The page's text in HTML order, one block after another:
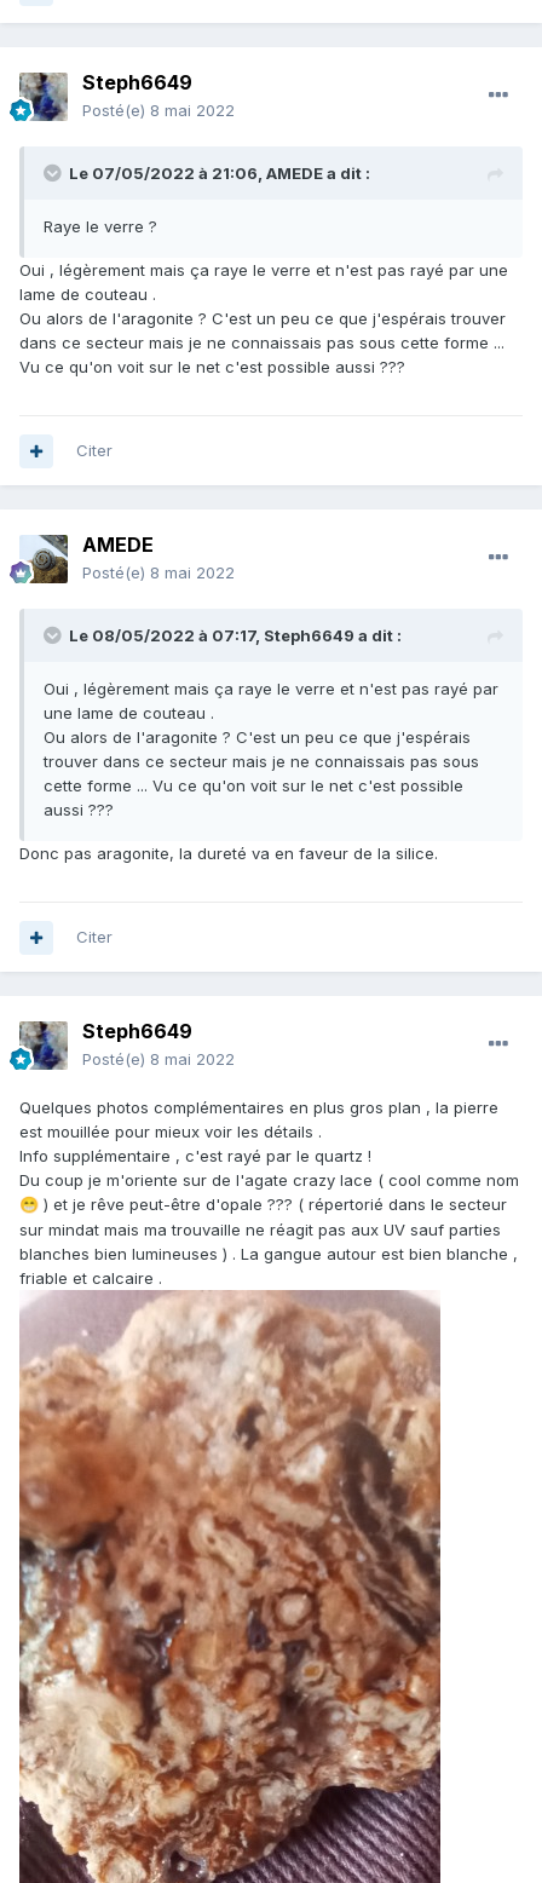
Steph6649
Posté(e) 8 mai 2022
Le 07/05/2022 à 21:06, AMEDEa dit :
Raye le verre ?
Oui , légèrement mais ça raye le verre et n'est pas rayé par une
lame de couteau .
Ou alors de l'aragonite ? C'est un peu ce que j'espérais trouver
dans ce secteur mais je ne connaissais pas sous cette forme ...
Vu ce qu'on voit sur le net c'est possible aussi ???
Citer
AMEDE
Posté(e) 8 mai 2022
Le 08/05/2022 à 07:17, Steph6649 a dit :
Oui , légèrement mais ça raye le verre et n'est pas rayé par
une lame de couteau .
Ou alors de l'aragonite ? C'est un peu ce que j'espérais
trouver dans ce secteur mais je ne connaissais pas sous
cette forme ... Vu ce qu'on voit sur le net c'est possible
aussi ???
Donc pas aragonite, la dureté va en faveur de la silice.
Citer
Steph6649
Posté(e) 8 mai 2022
Quelques photos complémentaires en plus gros plan , la pierre
est mouillée pour mieux voir les détails .
Info supplémentaire , c'est rayé par le quartz !
Du coup je m'oriente sur de l'agate crazy lace ( cool comme nom
😁 ) et je rêve peut-être d'opale ??? ( répertorié dans le secteur
sur mindat mais ma trouvaille ne réagit pas aux UV sauf parties
blanches bien lumineuses ) . La gangue autour est bien blanche ,
friable et calcaire .